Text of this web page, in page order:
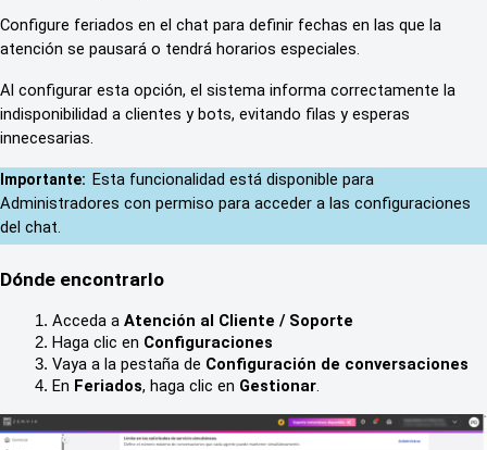
Configure feriados en el chat para definir fechas en las que la
atención se pausará o tendrá horarios especiales.
Al configurar esta opción, el sistema informa correctamente la
indisponibilidad a clientes y bots, evitando filas y esperas
innecesarias.
Importante: Esta funcionalidad está disponible para
Administradores con permiso para acceder a las configuraciones
del chat
Dónde encontrarlo
Acceda a Atención al Cliente / Soporte
Haga clic en Configuraciones
Vaya a la pestaña de Configuración de conversaciones
En Feriados, haga clic en Gestionar.